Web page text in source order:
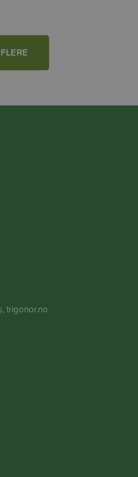
trigonor.no